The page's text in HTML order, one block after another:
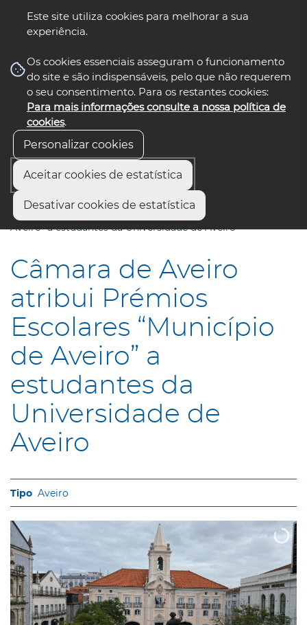
Este site utiliza cookies para melhorar a sua
experiência.
Os cookies essenciais asseguram o funcionamento
do site e são indispensáveis, pelo que não requerem
o seu consentimento. Para os restantes cookies:
Para mais informações consulte a nossa política de
cookies.
Personalizar cookies
Aceitar cookies de estatística
Desativar cookies de estatística
nos select language
Início
Câmara de Aveiro atribui Prémios Escolares “Município de
Aveiro” a estudantes da Universidade de Aveiro
Câmara de Aveiro
atribui Prémios
Escolares “Município
de Aveiro” a
estudantes da
Universidade de
Aveiro
Aveiro